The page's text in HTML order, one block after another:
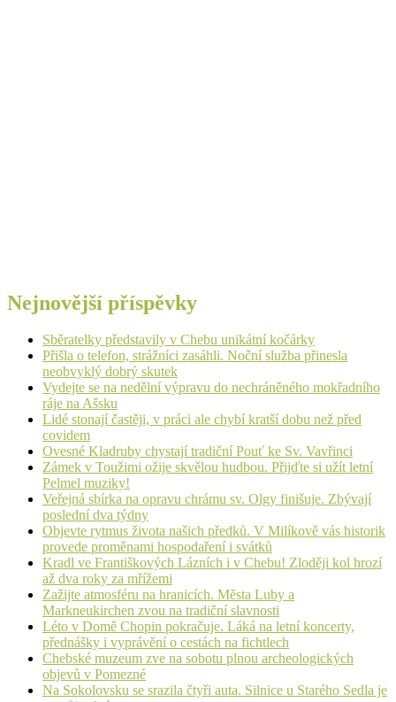
Nejnovější příspěvky
Sběratelky představily v Chebu unikátní kočárky
Přišla o telefon, strážníci zasáhli. Noční služba přinesla
neobvyklý dobrý skutek
Vydejte se na nedělní výpravu do nechráněného mokřadního
ráje na Ašsku
Lidé stonají častěji, v práci ale chybí kratší dobu než před
covidem
Ovesné Kladruby chystají tradiční Pouť ke Sv. Vavřinci
Zámek v Toužimi ožije skvělou hudbou. Přijďte si užít letní
Pelmel muziky!
Veřejná sbírka na opravu chrámu sv. Olgy finišuje. Zbývají
poslední dva týdny
Objevte rytmus života našich předků. V Milíkově vás historik
provede proměnami hospodaření i svátků
Kradl ve Františkových Lázních i v Chebu! Zloději kol hrozí
až dva roky za mřížemi
Zažijte atmosféru na hranicích. Města Luby a
Markneukirchen zvou na tradiční slavnosti
Léto v Domě Chopin pokračuje. Láká na letní koncerty,
přednášky i vyprávění o cestách na fichtlech
Chebské muzeum zve na sobotu plnou archeologických
objevů v Pomezné
Na Sokolovsku se srazila čtyři auta. Silnice u Starého Sedla je